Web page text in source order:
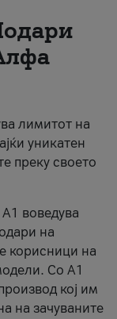
лимитот на
уникатен
преку своето
воведува
на
корисници на
Со A1
кој им
на зачуваните